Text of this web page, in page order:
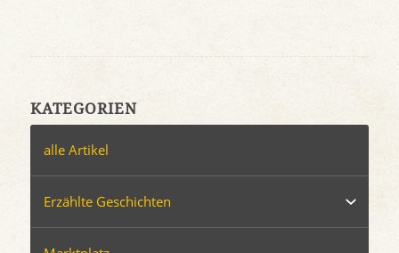
KATEGORIEN
alle Artikel
Erzählte Geschichten